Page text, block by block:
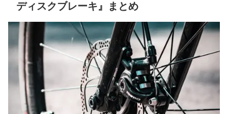
ディスクブレーキ』まとめ